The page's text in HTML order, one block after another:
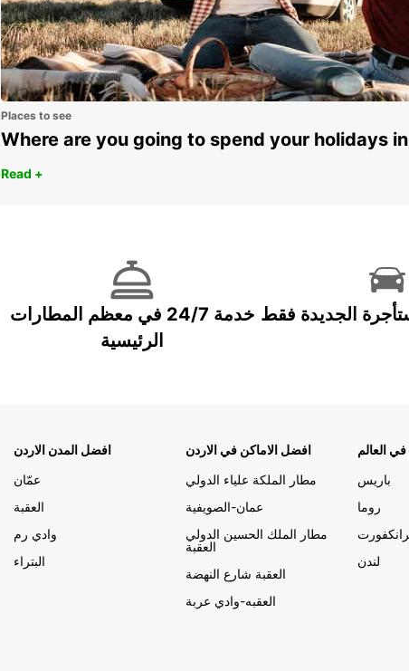
Places to see
Where are you going to spend your holidays
Read +
خدمة 24/7 في معظم المطارات
الرئيسية
الجديدة فقط
افضل المدن الاردن
عمّان
العقبة
وادي رم
البتراء
افضل الاماكن في الاردن
مطار الملكة علياء الدولي
عمان-الصويفية
مطار الملك الحسين الدولي
العقبة
العقبة شارع النهضة
العقبه-وادي عربة
العالم
باريس
روما
لندن